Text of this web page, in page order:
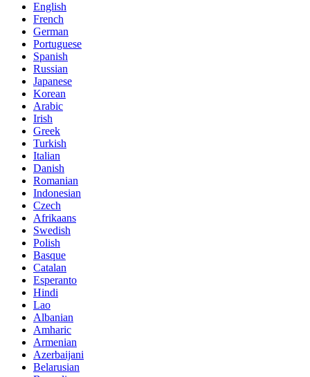
English
French
German
Portuguese
Spanish
Russian
Japanese
Korean
Arabic
Irish
Greek
Turkish
Italian
Danish
Romanian
Indonesian
Czech
Afrikaans
Swedish
Polish
Basque
Catalan
Esperanto
Hindi
Lao
Albanian
Amharic
Armenian
Azerbaijani
Belarusian